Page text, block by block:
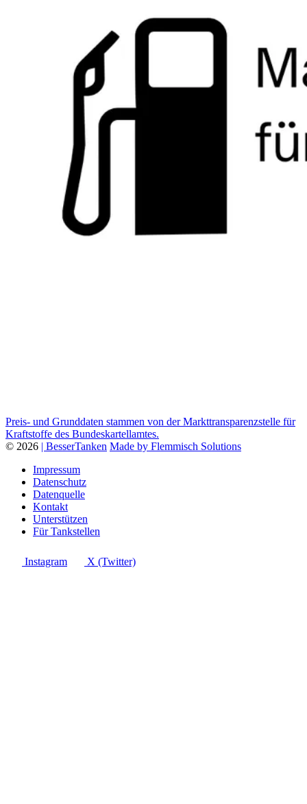
Preis- und Grunddaten stammen von der Markttransparenzstelle für
Kraftstoffe des Bundeskartellamtes.
© 2026 | BesserTanken Made by Flemmisch Solutions
Impressum
Datenschutz
Datenquelle
Kontakt
Unterstützen
Für Tankstellen
Instagram X (Twitter)